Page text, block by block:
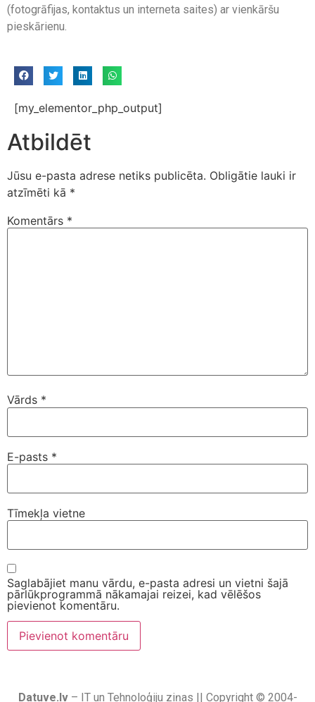
(fotogrāfijas, kontaktus un interneta saites) ar vienkāršu
pieskārienu.
[my_elementor_php_output]
Atbildēt
Jūsu e-pasta adrese netiks publicēta. Obligātie lauki ir
atzīmēti kā *
Komentārs *
Vārds *
E-pasts *
Tīmekļa vietne
Saglabājiet manu vārdu, e-pasta adresi un vietni šajā
pārlūkprogrammā nākamajai reizei, kad vēlēšos
pievienot komentāru.
Datuve.lv– IT un Tehnoloģiju ziņas || Copyright © 2004-